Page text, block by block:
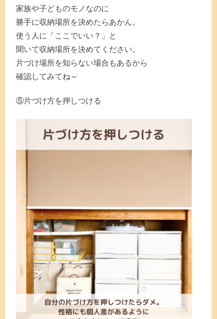
家族や子どものモノなのに
勝手に収納場所を決めたらあかん。
使う人に「ここでいい？」と
聞いて収納場所を決めてください。
片づけ場所を知らない場合もあるから
確認してみてね～
⑤片づけ方を押しつける